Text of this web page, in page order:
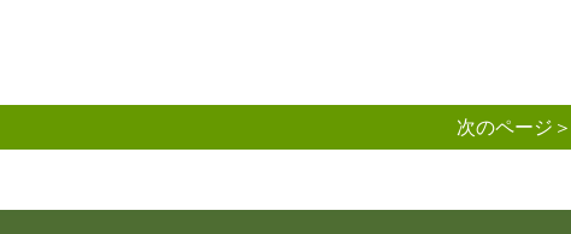
次のページ＞